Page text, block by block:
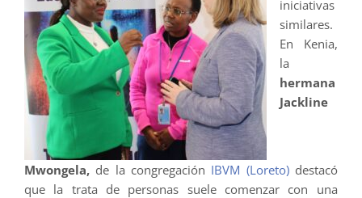
iniciativas
similares.
En Kenia,
la
hermana
Jackline
Mwongela, de la congregación IBVM (Loreto)destacó
que la trata de personas suele comenzar con una